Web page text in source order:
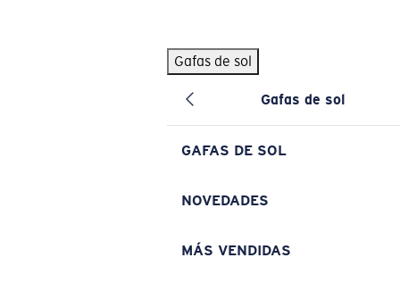
Gafas de sol
Gafas de sol
GAFAS DE SOL
NOVEDADES
MÁS VENDIDAS
BÚSQUEDAS POPULARES
Pilothouse PRO Limited Edition Pack Exclusivo
Gafas de sol personalizadas
Los más vendidos de gafas de sol